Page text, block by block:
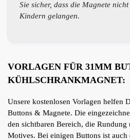
Sie sicher, dass die Magnete
Kindern gelangen.
VORLAGEN FÜR 31MM
KÜHLSCHRANKMAGNET:
Unsere kostenlosen Vorlagen helfen
Buttons & Magnete. Die
den sichtbaren Bereich, die Rundung
Motives. Bei einigen Buttons ist